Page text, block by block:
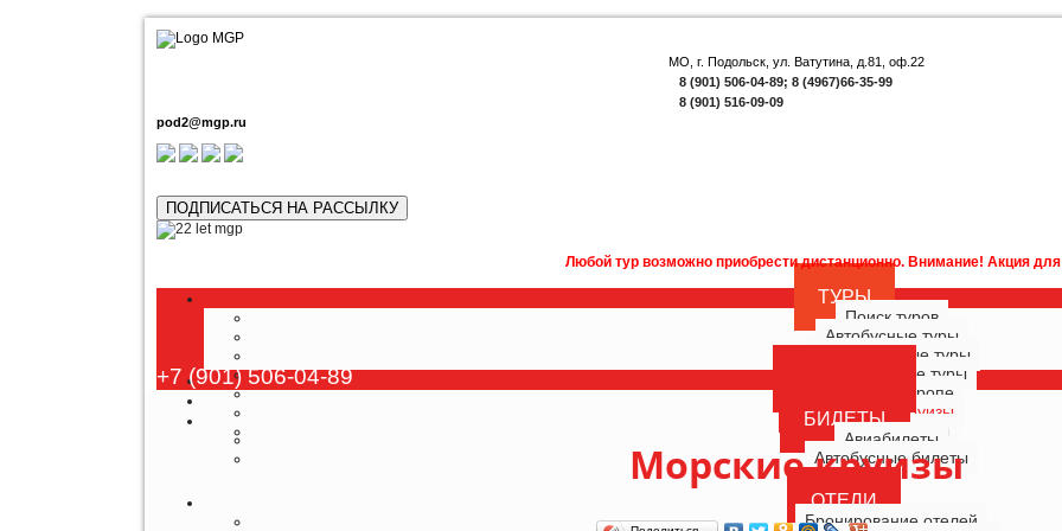
МО, г. Подольск, ул. Ватутина, д.81, оф.22
8 (901) 506-04-89; 8 (4967)66-35-99
8 (901) 516-09-09
pod2@mgp.ru
ПОДПИСАТЬСЯ НА РАССЫЛКУ
Любой тур возможно приобрести дистанционно. Внимание! Акция для наших
ТУРЫ
Поиск туров
Автобусные туры
Многодневные туры
Однодневные туры
Туры по Европе
Морские круизы
Речные круизы
БИЛЕТЫ
Авиабилеты
Автобусные билеты
ОТЕЛИ
Бронирование отелей
+7 (901) 506-04-89
Морские круизы